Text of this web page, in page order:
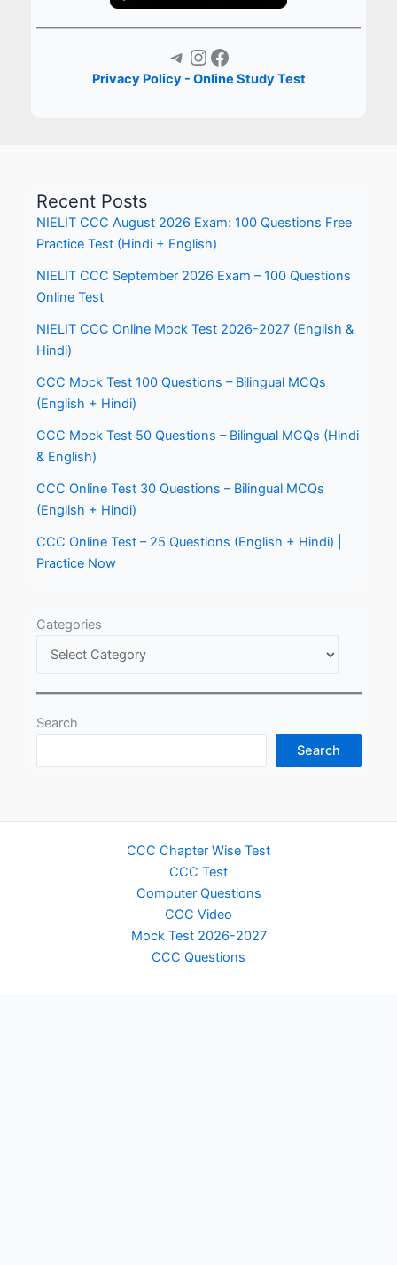
Telegram Instagram Facebook
Privacy Policy - Online Study Test
Recent Posts
NIELIT CCC August 2026 Exam: 100 Questions Free
Practice Test (Hindi + English)
NIELIT CCC September 2026 Exam – 100 Questions
Online Test
NIELIT CCC Online Mock Test 2026-2027 (English &
Hindi)
CCC Mock Test 100 Questions – Bilingual MCQs
(English + Hindi)
CCC Mock Test 50 Questions – Bilingual MCQs (Hindi
& English)
CCC Online Test 30 Questions – Bilingual MCQs
(English + Hindi)
CCC Online Test – 25 Questions (English + Hindi) |
Practice Now
Categories
Search
Search
CCC Chapter Wise Test
CCC Test
Computer Questions
CCC Video
Mock Test 2026-2027
CCC Questions